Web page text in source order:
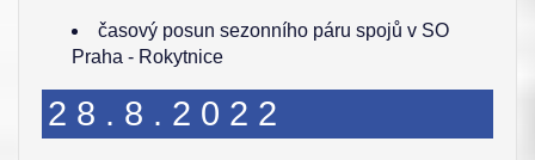
časový posun sezonního páru spojů v SO
Praha - Rokytnice
28.8.2022